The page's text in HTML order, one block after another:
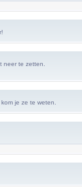
neer te zetten.
je ze te weten.